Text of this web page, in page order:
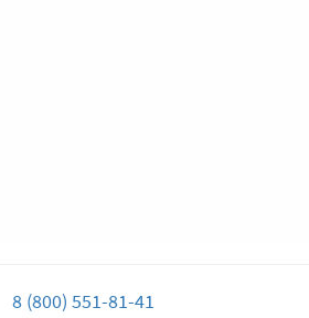
8 (800) 551-81-41